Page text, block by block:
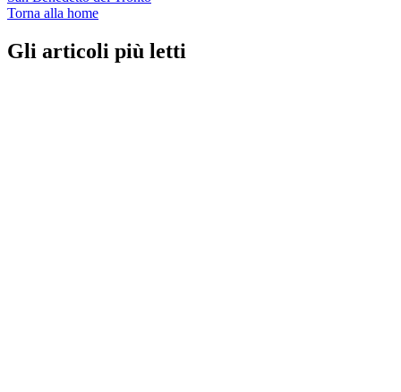
Torna alla home
Gli articoli più letti